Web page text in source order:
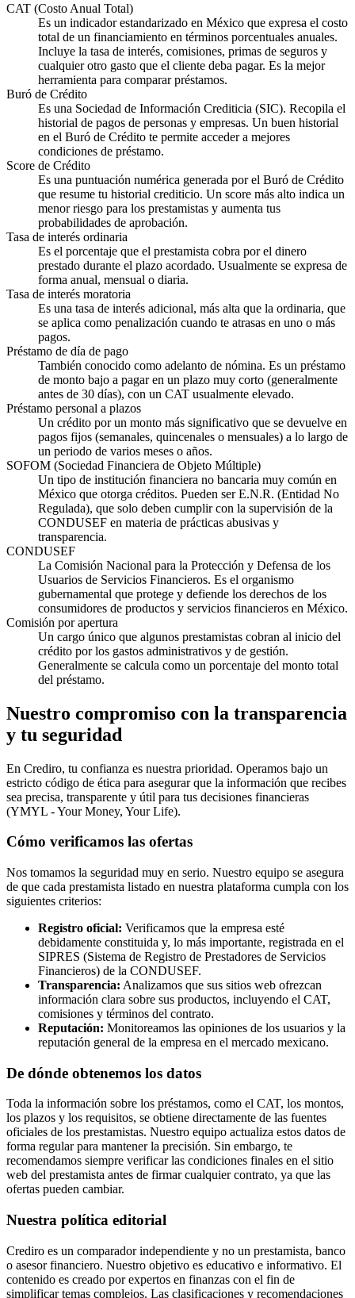
CAT (Costo Anual Total)
Es un indicador estandarizado en México que expresa el costo
total de un financiamiento en términos porcentuales anuales.
Incluye la tasa de interés, comisiones, primas de seguros y
cualquier otro gasto que el cliente deba pagar. Es la mejor
herramienta para comparar préstamos.
Buró de Crédito
Es una Sociedad de Información Crediticia (SIC). Recopila el
historial de pagos de personas y empresas. Un buen historial
en el Buró de Crédito te permite acceder a mejores
condiciones de préstamo.
Score de Crédito
Es una puntuación numérica generada por el Buró de Crédito
que resume tu historial crediticio. Un score más alto indica un
menor riesgo para los prestamistas y aumenta tus
probabilidades de aprobación.
Tasa de interés ordinaria
Es el porcentaje que el prestamista cobra por el dinero
prestado durante el plazo acordado. Usualmente se expresa de
forma anual, mensual o diaria.
Tasa de interés moratoria
Es una tasa de interés adicional, más alta que la ordinaria, que
se aplica como penalización cuando te atrasas en uno o más
pagos.
Préstamo de día de pago
También conocido como adelanto de nómina. Es un préstamo
de monto bajo a pagar en un plazo muy corto (generalmente
antes de 30 días), con un CAT usualmente elevado.
Préstamo personal a plazos
Un crédito por un monto más significativo que se devuelve en
pagos fijos (semanales, quincenales o mensuales) a lo largo de
un periodo de varios meses o años.
SOFOM (Sociedad Financiera de Objeto Múltiple)
Un tipo de institución financiera no bancaria muy común en
México que otorga créditos. Pueden ser E.N.R. (Entidad No
Regulada), que solo deben cumplir con la supervisión de la
CONDUSEF en materia de prácticas abusivas y
transparencia.
CONDUSEF
La Comisión Nacional para la Protección y Defensa de los
Usuarios de Servicios Financieros. Es el organismo
gubernamental que protege y defiende los derechos de los
consumidores de productos y servicios financieros en México.
Comisión por apertura
Un cargo único que algunos prestamistas cobran al inicio del
crédito por los gastos administrativos y de gestión.
Generalmente se calcula como un porcentaje del monto total
del préstamo.
Nuestro compromiso con la transparencia
y tu seguridad
En Crediro, tu confianza es nuestra prioridad. Operamos bajo un
estricto código de ética para asegurar que la información que recibes
sea precisa, transparente y útil para tus decisiones financieras
(YMYL - Your Money, Your Life).
Cómo verificamos las ofertas
Nos tomamos la seguridad muy en serio. Nuestro equipo se asegura
de que cada prestamista listado en nuestra plataforma cumpla con los
siguientes criterios:
Registro oficial: Verificamos que la empresa esté
debidamente constituida y, lo más importante, registrada en el
SIPRES (Sistema de Registro de Prestadores de Servicios
Financieros) de la CONDUSEF.
Transparencia: Analizamos que sus sitios web ofrezcan
información clara sobre sus productos, incluyendo el CAT,
comisiones y términos del contrato.
Reputación: Monitoreamos las opiniones de los usuarios y la
reputación general de la empresa en el mercado mexicano.
De dónde obtenemos los datos
Toda la información sobre los préstamos, como el CAT, los montos,
los plazos y los requisitos, se obtiene directamente de las fuentes
oficiales de los prestamistas. Nuestro equipo actualiza estos datos de
forma regular para mantener la precisión. Sin embargo, te
recomendamos siempre verificar las condiciones finales en el sitio
web del prestamista antes de firmar cualquier contrato, ya que las
ofertas pueden cambiar.
Nuestra política editorial
Crediro es un comparador independiente y no un prestamista, banco
o asesor financiero. Nuestro objetivo es educativo e informativo. El
contenido es creado por expertos en finanzas con el fin de
simplificar temas complejos. Las clasificaciones y recomendaciones